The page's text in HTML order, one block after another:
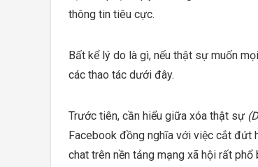
thông tin tiêu cực.
Bất kể lý do là gì, nếu thật sự muốn
các thao tác dưới đây.
Trước tiên, cần hiểu giữa xóa thật sự
Facebook đồng nghĩa với việc cắt đứt
chat trên nền tảng mạng xã hội rất